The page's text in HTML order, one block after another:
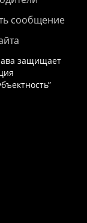
сообщение
защищает